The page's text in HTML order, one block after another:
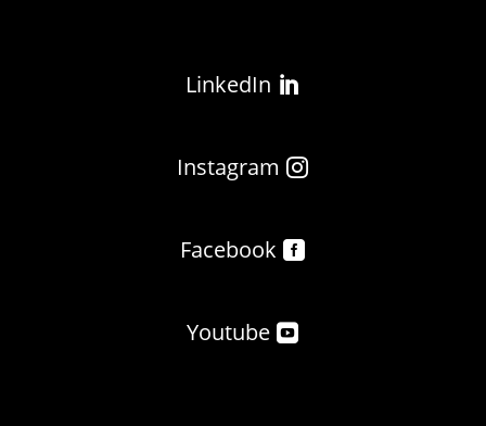
LinkedIn
Instagram
Facebook
Youtube